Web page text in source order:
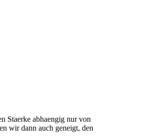
Staerke abhaengig nur von
wir dann auch geneigt, den